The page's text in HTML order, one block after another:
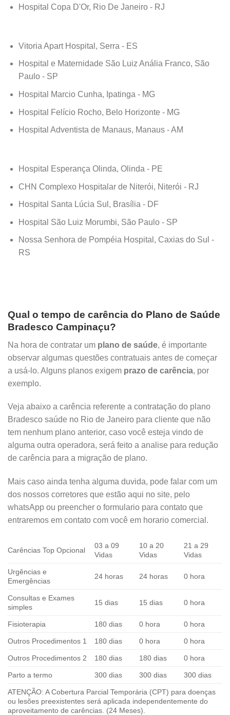
Hospital Copa D'Or, Rio De Janeiro - RJ
Vitoria Apart Hospital, Serra - ES
Hospital e Maternidade São Luiz Anália Franco, São
Paulo - SP
Hospital Marcio Cunha, Ipatinga - MG
Hospital Felício Rocho, Belo Horizonte - MG
Hospital Adventista de Manaus, Manaus - AM
Hospital Esperança Olinda, Olinda - PE
CHN Complexo Hospitalar de Niterói, Niterói - RJ
Hospital Santa Lúcia Sul, Brasília - DF
Hospital São Luiz Morumbi, São Paulo - SP
Nossa Senhora de Pompéia Hospital, Caxias do Sul -
RS
Qual o tempo de carência do Plano de Saúde
Bradesco Campinaçu?
Na hora de contratar um plano de saúde, é importante
observar algumas questões contratuais antes de começar
a usá-lo. Alguns planos exigem prazo de carência, por
exemplo.
Veja abaixo a carência referente a contratação do plano
Bradesco saúde no Rio de Janeiro para cliente que não
tem nenhum plano anterior, caso você esteja vindo de
alguma outra operadora, será feito a analise para redução
de carência para a migração de plano.
Mais caso ainda tenha alguma duvida, pode falar com um
dos nossos corretores que estão aqui no site, pelo
whatsApp ou preencher o formulario para contato que
entraremos em contato com você em horario comercial.
Carências Top Opcional
03 a 09
Vidas
10 a 20
Vidas
21 a 29
Vidas
Urgências e
Emergências
24 horas 24 horas 0 hora
Consultas e Exames
simples
15 dias 15 dias 0 hora
Fisioterapia 180 dias 0 hora 0 hora
Outros Procedimentos 1 180 dias 0 hora 0 hora
Outros Procedimentos 2 180 dias 180 dias 0 hora
Parto a termo 300 dias 300 dias 300 dias
ATENÇÃO: A Cobertura Parcial Temporária (CPT) para doenças
ou lesões preexistentes será aplicada independentemente do
aproveitamento de carências. (24 Meses).